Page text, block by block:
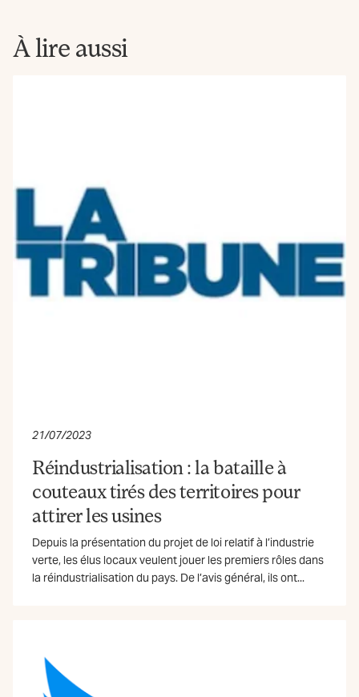
À lire aussi
21/07/2023
Réindustrialisation : la bataille à
couteaux tirés des territoires pour
attirer les usines
Depuis la présentation du projet de loi relatif à l’industrie
verte, les élus locaux veulent jouer les premiers rôles dans
la réindustrialisation du pays. De l’avis général, ils ont...